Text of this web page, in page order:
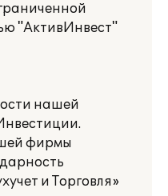
"АктивИнвест"
нашей
фирмы
и Торговля»